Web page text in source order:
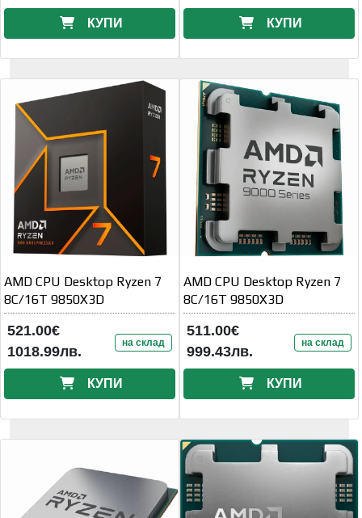
КУПИ КУПИ
AMD CPU Desktop Ryzen 7
8C/16T 9850X3D
521.00€
1018.99лв.
на склад
КУПИ
AMD CPU Desktop Ryzen 7
8C/16T 9850X3D
511.00€
999.43лв.
на склад
КУПИ